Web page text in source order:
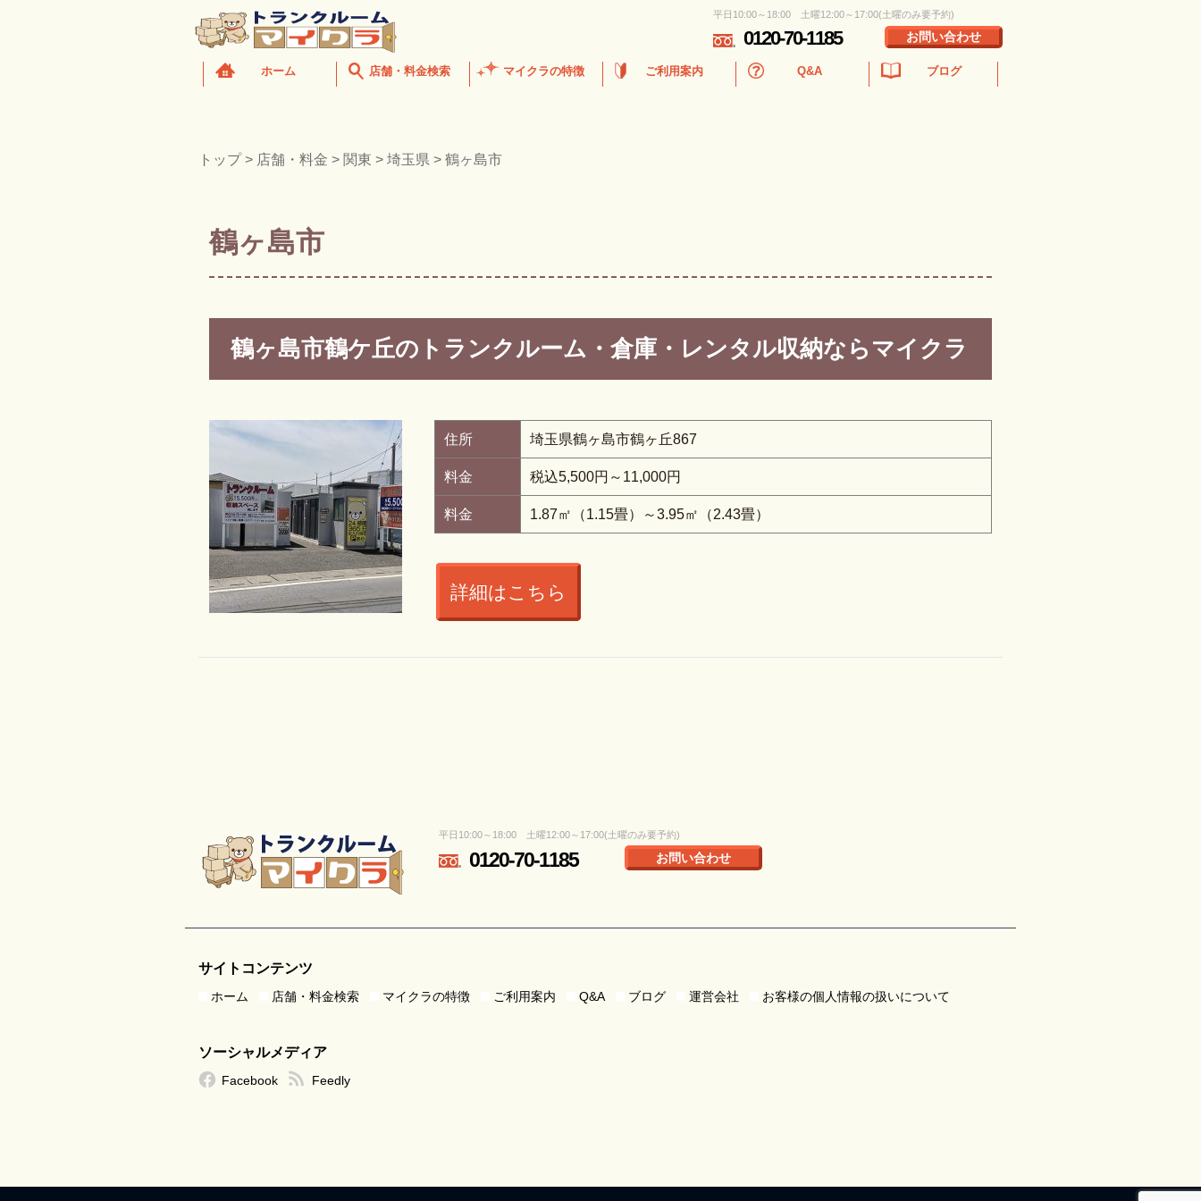
平日10:00～18:00 土曜12:00～17:00(土曜のみ要予約)
0120-70-1185 お問い合わせ
ホーム 店舗・料金検索 マイクラの特徴 ご利用案内 Q&A ブログ
トップ> 店舗・料金 > 関東 > 埼玉県 > 鶴ヶ島市
鶴ヶ島市
鶴ヶ島市鶴ケ丘のトランクルーム・倉庫・レンタル収納ならマイクラ
住所 埼玉県鶴ヶ島市鶴ヶ丘867
料金 税込5,500円～11,000円
料金 1.87㎡（1.15畳）～3.95㎡（2.43畳）
詳細はこちら
平日10:00～18:00 土曜12:00～17:00(土曜のみ要予約)
0120-70-1185 お問い合わせ
サイトコンテンツ
ホーム 店舗・料金検索 マイクラの特徴 ご利用案内 Q&A ブログ 運営会社 お客様の個人情報の扱いについて
ソーシャルメディア
Facebook Feedly